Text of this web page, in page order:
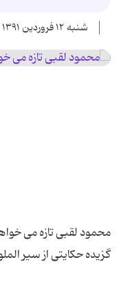
شنبه ۱۲ فروردین ۱۳۹۱ - ۰۰:۰۰